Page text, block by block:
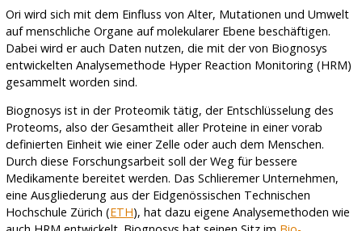
Ori wird sich mit dem Einfluss von Alter, Mutationen und Umwelt
auf menschliche Organe auf molekularer Ebene beschäftigen.
Dabei wird er auch Daten nutzen, die mit der von Biognosys
entwickelten Analysemethode Hyper Reaction Monitoring (HRM)
gesammelt worden sind.
Biognosys ist in der Proteomik tätig, der Entschlüsselung des
Proteoms, also der Gesamtheit aller Proteine in einer vorab
definierten Einheit wie einer Zelle oder auch dem Menschen.
Durch diese Forschungsarbeit soll der Weg für bessere
Medikamente bereitet werden. Das Schlieremer Unternehmen,
eine Ausgliederung aus der Eidgenössischen Technischen
Hochschule Zürich (ETH), hat dazu eigene Analysemethoden wie